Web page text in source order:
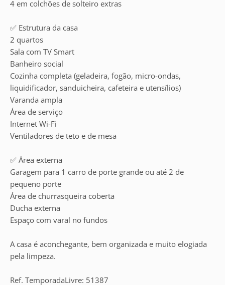
4 em colchões de solteiro extras
✅ Estrutura da casa
2 quartos
Sala com TV Smart
Banheiro social
Cozinha completa (geladeira, fogão, micro-ondas,
liquidificador, sanduicheira, cafeteira e utensílios)
Varanda ampla
Área de serviço
Internet Wi-Fi
Ventiladores de teto e de mesa
✅ Área externa
Garagem para 1 carro de porte grande ou até 2 de
pequeno porte
Área de churrasqueira coberta
Ducha externa
Espaço com varal no fundos
A casa é aconchegante, bem organizada e muito elogiada
pela limpeza.
Ref. TemporadaLivre: 51387